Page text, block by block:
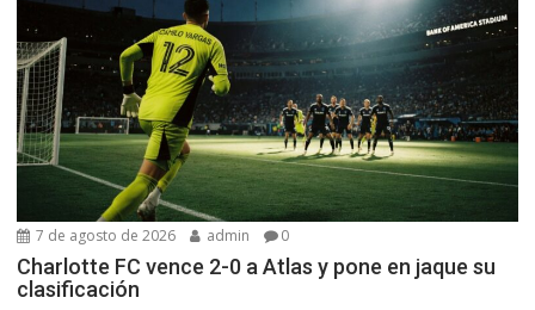
7 de agosto de 2026 admin 0
Charlotte FC vence 2-0 a Atlas y pone en jaque su
clasificación